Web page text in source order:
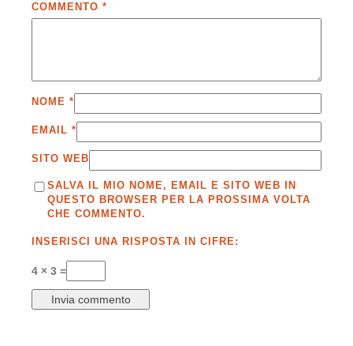
COMMENTO *
NOME *
EMAIL *
SITO WEB
SALVA IL MIO NOME, EMAIL E SITO WEB IN
QUESTO BROWSER PER LA PROSSIMA VOLTA
CHE COMMENTO.
INSERISCI UNA RISPOSTA IN CIFRE:
4 × 3 =